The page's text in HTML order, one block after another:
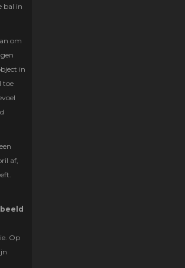
bal in
om
in
toe
af,
Op